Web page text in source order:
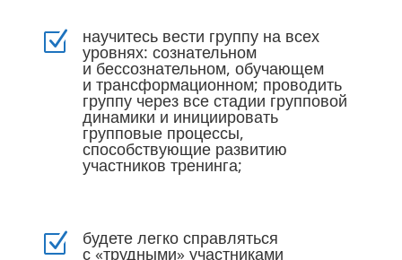
Z научитесь вести группу на всех
уровнях: сознательном
и бессознательном, обучающем
и трансформационном; проводить
группу через все стадии групповой
динамики и инициировать
групповые процессы,
способствующие развитию
участников тренинга;
Z будете легко справляться
с «трудными» участниками